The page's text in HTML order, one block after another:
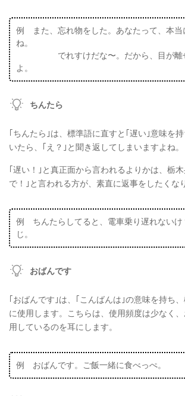
例 また、忘れ物をした。あなたって、本当
ね。
でれすけだな〜。だから、目が離せ
よ。
ちんたら
｢ちんたら｣は、標準語に直すと｢遅い｣意味を
いたら、｢え？｣と聞き返してしまいますよね。
｢遅い！｣と真正面から言われるよりかは、栃
で！｣と言われる方が、素直に返事をしたくな
例 ちんたらしてると、電車乗り遅れないけ
じ。
おばんです
｢おばんです｣は、｢こんばんは｣の意味を持ち
に使用します。こちらは、使用頻度は少なく
用しているのを耳にします。
例 おばんです。ご飯一緒に食べっぺ。